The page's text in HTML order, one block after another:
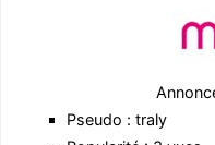
Pseudo : traly